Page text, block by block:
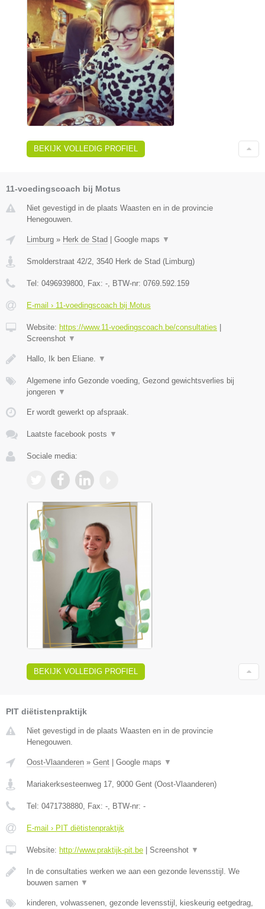
BEKIJK VOLLEDIG PROFIEL
11-voedingscoach bij Motus
Niet gevestigd in de plaats Waasten en in de provincie
Henegouwen.
Limburg » Herk de Stad | Google maps ▼
Smolderstraat 42/2 3540 Herk de Stad (Limburg)
Tel: 0496939800 , Fax: - , BTW-nr: 0769.592.159
E-mail › 11-voedingscoach bij Motus
Website: https://www.11-voedingscoach.be/consultaties |
Screenshot ▼
Hallo, Ik ben Eliane. ▼
Algemene info Gezonde voeding, Gezond gewichtsverlies bij
jongeren ▼
Er wordt gewerkt op afspraak.
Laatste facebook posts ▼
Sociale media:
BEKIJK VOLLEDIG PROFIEL
PIT diëtistenpraktijk
Niet gevestigd in de plaats Waasten en in de provincie
Henegouwen.
Oost-Vlaanderen » Gent Google maps ▼
Mariakerksesteenweg 17, 9000 Gent (Oost-Vlaanderen)
Tel: 0471738880, Fax: -, BTW-nr: -
E-mail › PIT diëtistenpraktijk
Website: http://www.praktijk-pit.be Screenshot ▼
In de consultaties werken we aan een gezonde levensstijl. We
bouwen samen ▼
kinderen, volwassenen, gezonde levensstijl, kieskeurig eetgedrag,